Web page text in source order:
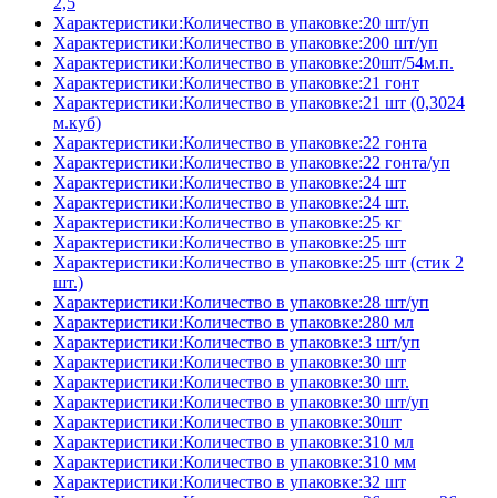
Характеристики:Количество в упаковке:20 шт/уп
Характеристики:Количество в упаковке:200 шт/уп
Характеристики:Количество в упаковке:20шт/54м.п.
Характеристики:Количество в упаковке:21 гонт
Характеристики:Количество в упаковке:21 шт (0,3024
м.куб)
Характеристики:Количество в упаковке:22 гонта
Характеристики:Количество в упаковке:22 гонта/уп
Характеристики:Количество в упаковке:24 шт
Характеристики:Количество в упаковке:24 шт.
Характеристики:Количество в упаковке:25 кг
Характеристики:Количество в упаковке:25 шт
Характеристики:Количество в упаковке:25 шт (стик 2
шт.)
Характеристики:Количество в упаковке:28 шт/уп
Характеристики:Количество в упаковке:280 мл
Характеристики:Количество в упаковке:3 шт/уп
Характеристики:Количество в упаковке:30 шт
Характеристики:Количество в упаковке:30 шт.
Характеристики:Количество в упаковке:30 шт/уп
Характеристики:Количество в упаковке:30шт
Характеристики:Количество в упаковке:310 мл
Характеристики:Количество в упаковке:310 мм
Характеристики:Количество в упаковке:32 шт